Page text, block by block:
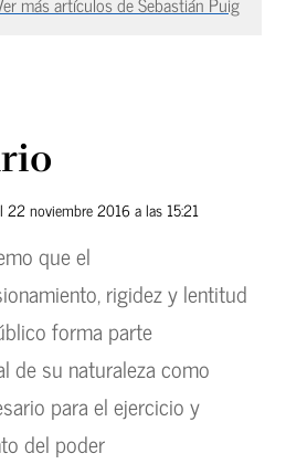
22 noviembre 2016 a las 15:21
que el
rigidez y lentitud
forma parte
de su naturaleza como
para el ejercicio y
del poder